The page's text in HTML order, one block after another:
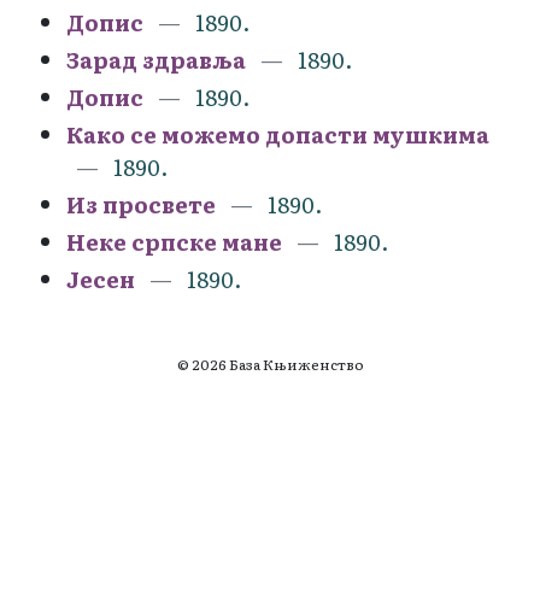
Допис
1890.
Зарад здравља
1890.
Допис
1890.
Како се можемо допасти мушкима
1890.
Из просвете
1890.
Неке српске мане
1890.
Јесен
1890.
© 2026 База Књиженство